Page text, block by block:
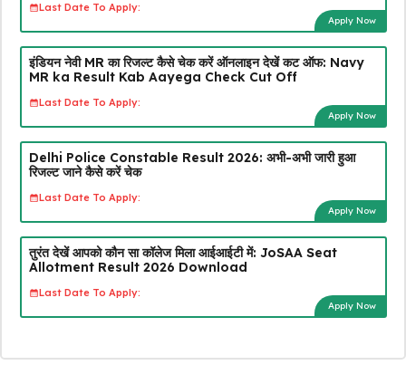
Last Date To Apply:
Apply Now
इंडियन नेवी MR का रिजल्ट कैसे चेक करें ऑनलाइन देखें कट ऑफ: Navy
MR ka Result Kab Aayega Check Cut Off
Last Date To Apply:
Apply Now
Delhi Police Constable Result 2026: अभी-अभी जारी हुआ
रिजल्ट जाने कैसे करें चेक
Last Date To Apply:
Apply Now
तुरंत देखें आपको कौन सा कॉलेज मिला आईआईटी में: JoSAA Seat
Allotment Result 2026 Download
Last Date To Apply:
Apply Now